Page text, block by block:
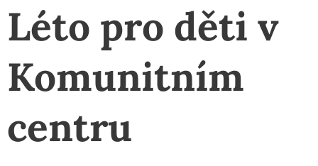
Léto pro děti v
Komunitním
centru